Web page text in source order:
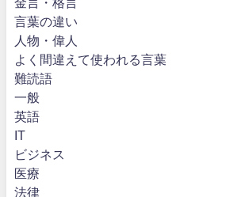
言葉の違い
人物・偉人
よく間違えて使われる言葉
難読語
一般
英語
IT
ビジネス
医療
法律